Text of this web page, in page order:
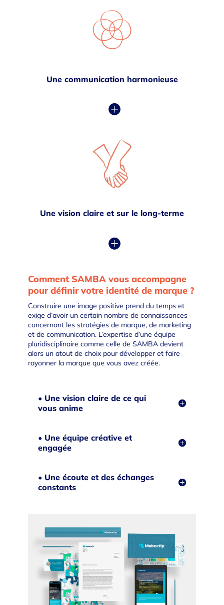
Une communication harmonieuse
Une vision claire et sur le long-terme
Comment SAMBA vous accompagne
pour définir votre identité de marque ?
Construire une image positive prend du temps et
exige d’avoir un certain nombre de connaissances
concernant les stratégies de marque, de marketing
et de communication. L’expertise d’une équipe
pluridisciplinaire comme celle de SAMBA devient
alors un atout de choix pour développer et faire
rayonner la marque que vous avez créée.
• Une vision claire de ce qui
vous anime
• Une équipe créative et
engagée
• Une écoute et des échanges
constants